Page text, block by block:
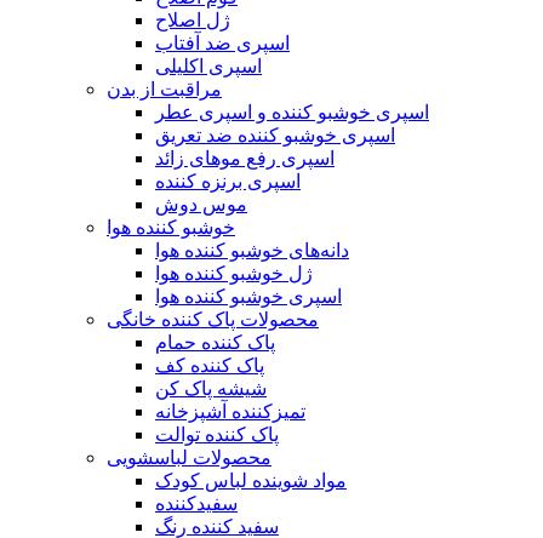
ژل اصلاح
اسپری ضد آفتاب
اسپری اکلیلی
مراقبت از بدن
اسپری خوشبو کننده و اسپری عطر
اسپری خوشبو کننده ضد تعریق
اسپری رفع موهای زائد
اسپری برنزه کننده
موس دوش
خوشبو کننده هوا
دانه‌های خوشبو کننده هوا
ژل خوشبو کننده هوا
اسپری خوشبو کننده هوا
محصولات پاک کننده خانگی
پاک کننده حمام
پاک کننده کف
شیشه پاک کن
تمیزکننده آشپزخانه
پاک کننده توالت
محصولات لباسشویی
مواد شوینده لباس کودک
سفیدکننده
سفید کننده رنگ